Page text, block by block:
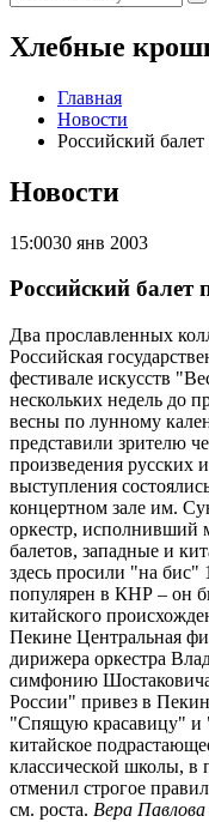
Хлебные
Главная
Новости
Российский
Новости
15:0030 янв 2003
Российский
Два прославленных
Российская
фестивале искусств
нескольких недель до
весны по лунному
представили зрителю
произведения русских
выступления
концертном зале им.
оркестр, исполнивший
балетов, западные и
здесь просили "на бис"
популярен в КНР – он
китайского
Пекине Центральная
дирижера оркестра
симфонию
России" привез в
"Спящую красавицу" и
китайское
классической школы,
отменил строгое
см. роста. Вера